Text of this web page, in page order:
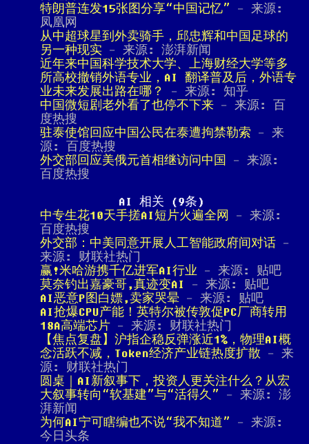
特朗普连发15张图分享“中国记忆” - 来源:
凤凰网
从中超球星到外卖骑手，邱忠辉和中国足球的
另一种现实 - 来源: 澎湃新闻
近年来中国科学技术大学、上海财经大学等多
所高校撤销外语专业，AI 翻译普及后，外语专
业未来发展出路在哪？
- 来源: 知乎
中国微短剧老外看了也停不下来 - 来源: 百
度热搜
驻泰使馆回应中国公民在泰遭拘禁勒索 - 来
源: 百度热搜
外交部回应美俄元首相继访问中国
- 来源:
百度热搜
AI 相关 (9条)
中专生花10天手搓AI短片火遍全网
- 来源:
百度热搜
外交部：中美同意开展人工智能政府间对话 -
来源: 财联社热门
赢!米哈游携千亿进军AI行业 - 来源: 贴吧
莫奈钓出嘉豪哥,真迹变AI
- 来源: 贴吧
AI恶意P图白嫖,卖家哭晕 - 来源: 贴吧
AI抢爆CPU产能！英特尔被传敦促PC厂商转用
18A高端芯片 - 来源: 财联社热门
【焦点复盘】沪指企稳反弹涨近1%，物理AI概
念活跃不减，Token经济产业链热度扩散 - 来
源: 财联社热门
圆桌｜AI新叙事下，投资人更关注什么？从宏
大叙事转向“软基建”与“活得久” - 来源: 澎
湃新闻
为何AI宁可瞎编也不说“我不知道” - 来源:
今日头条